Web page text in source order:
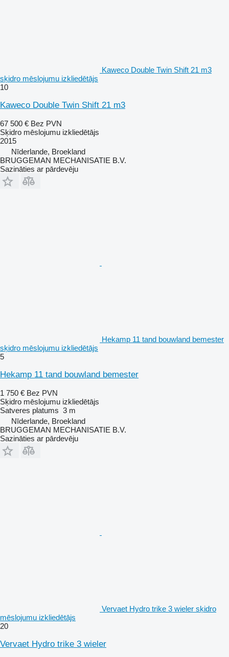
Kaweco Double Twin Shift 21 m3
sķidro mēslojumu izkliedētājs
10
Kaweco Double Twin Shift 21 m3
67 500 € Bez PVN
Sķidro mēslojumu izkliedētājs
2015
Nīderlande, Broekland
BRUGGEMAN MECHANISATIE B.V.
Sazināties ar pārdevēju
Hekamp 11 tand bouwland bemester
sķidro mēslojumu izkliedētājs
5
Hekamp 11 tand bouwland bemester
1 750 € Bez PVN
Sķidro mēslojumu izkliedētājs
Satveres platums 3 m
Nīderlande, Broekland
BRUGGEMAN MECHANISATIE B.V.
Sazināties ar pārdevēju
Vervaet Hydro trike 3 wieler sķidro
mēslojumu izkliedētājs
20
Vervaet Hydro trike 3 wieler